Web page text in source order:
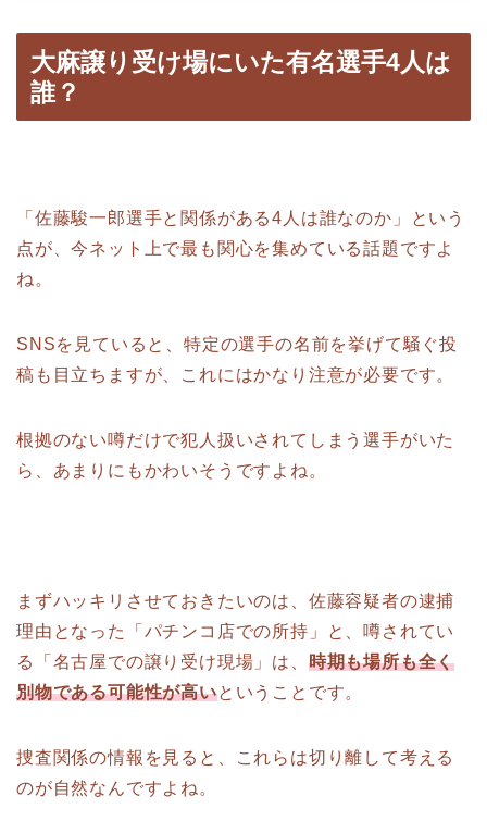
大麻譲り受け場にいた有名選手4人は
誰？
「佐藤駿一郎選手と関係がある4人は誰なのか」という
点が、今ネット上で最も関心を集めている話題ですよ
ね。
SNSを見ていると、特定の選手の名前を挙げて騒ぐ投
稿も目立ちますが、これにはかなり注意が必要です。
根拠のない噂だけで犯人扱いされてしまう選手がいた
ら、あまりにもかわいそうですよね。
まずハッキリさせておきたいのは、佐藤容疑者の逮捕
理由となった「パチンコ店での所持」と、噂されてい
る「名古屋での譲り受け現場」は、 時期も場所も全く
別物である可能性が高いということです。
捜査関係の情報を見ると、これらは切り離して考える
のが自然なんですよね。